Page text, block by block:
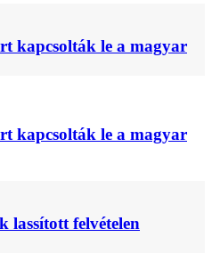
kapcsolták le a magyar
kapcsolták le a magyar
lassított felvételen